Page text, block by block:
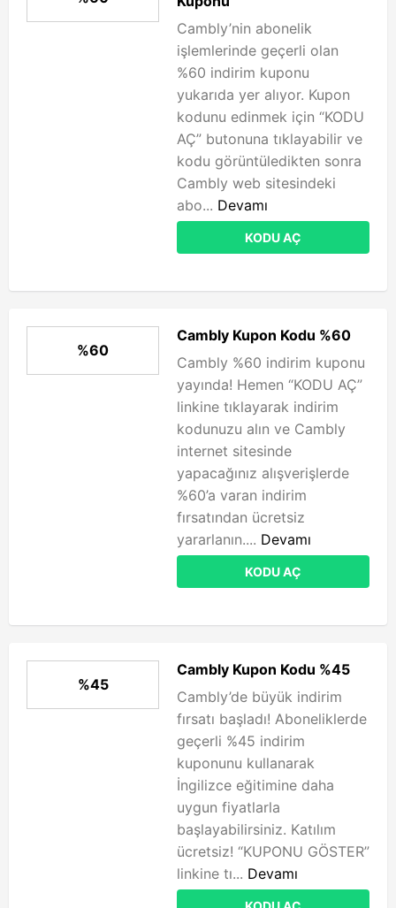
Cambly’nin abonelik
işlemlerinde geçerli olan
%60 indirim kuponu
yukarıda yer alıyor. Kupon
kodunu edinmek için “KODU
AÇ” butonuna tıklayabilir ve
kodu görüntüledikten sonra
Cambly web sitesindeki
abo... Devamı
KODU AÇ
%60
Cambly Kupon Kodu %60
Cambly %60 indirim kuponu
yayında! Hemen “KODU AÇ”
linkine tıklayarak indirim
kodunuzu alın ve Cambly
internet sitesinde
yapacağınız alışverişlerde
%60’a varan indirim
fırsatından ücretsiz
yararlanın.... Devamı
KODU AÇ
%45
Cambly Kupon Kodu %45
Cambly’de büyük indirim
fırsatı başladı! Aboneliklerde
geçerli %45 indirim
kuponunu kullanarak
İngilizce eğitimine daha
uygun fiyatlarla
başlayabilirsiniz. Katılım
ücretsiz! “KUPONU GÖSTER”
linkine tı... Devamı